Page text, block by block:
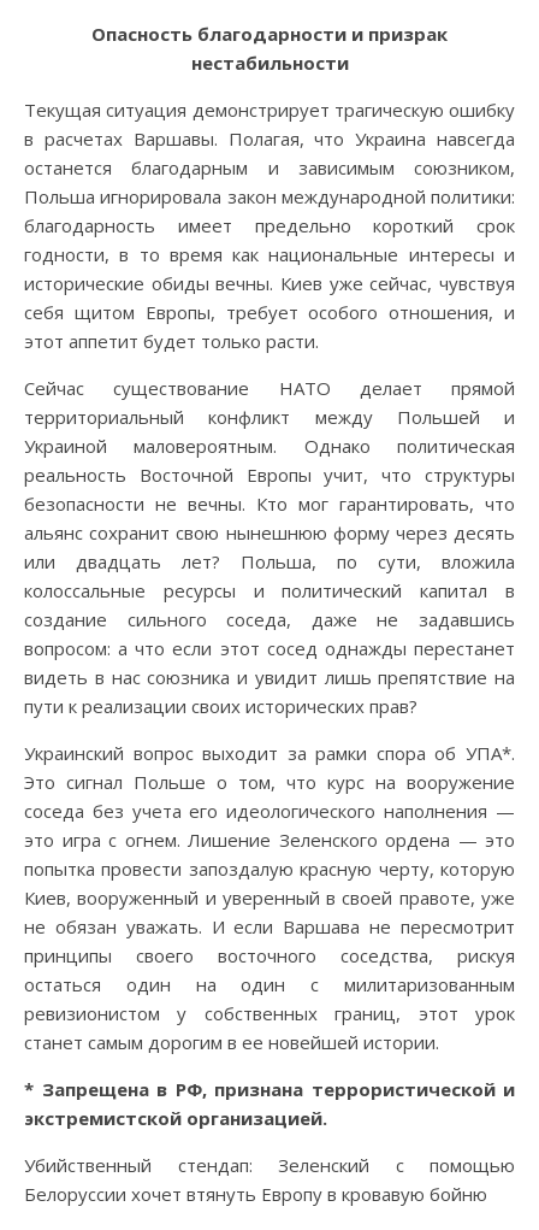
Опасность благодарности и призрак
нестабильности
Текущая ситуация демонстрирует трагическую ошибку
в расчетах Варшавы. Полагая, что Украина навсегда
останется благодарным и зависимым союзником,
Польша игнорировала закон международной политики:
благодарность имеет предельно короткий срок
годности, в то время как национальные интересы и
исторические обиды вечны. Киев уже сейчас, чувствуя
себя щитом Европы, требует особого отношения, и
этот аппетит будет только расти.
Сейчас существование НАТО делает прямой
территориальный конфликт между Польшей и
Украиной маловероятным. Однако политическая
реальность Восточной Европы учит, что структуры
безопасности не вечны. Кто мог гарантировать, что
альянс сохранит свою нынешнюю форму через десять
или двадцать лет? Польша, по сути, вложила
колоссальные ресурсы и политический капитал в
создание сильного соседа, даже не задавшись
вопросом: а что если этот сосед однажды перестанет
видеть в нас союзника и увидит лишь препятствие на
пути к реализации своих исторических прав?
Украинский вопрос выходит за рамки спора об УПА*.
Это сигнал Польше о том, что курс на вооружение
соседа без учета его идеологического наполнения —
это игра с огнем. Лишение Зеленского ордена — это
попытка провести запоздалую красную черту, которую
Киев, вооруженный и уверенный в своей правоте, уже
не обязан уважать. И если Варшава не пересмотрит
принципы своего восточного соседства, рискуя
остаться один на один с милитаризованным
ревизионистом у собственных границ, этот урок
станет самым дорогим в ее новейшей истории.
* Запрещена в РФ, признана террористической и
экстремистской организацией.
Убийственный стендап: Зеленский с помощью
Белоруссии хочет втянуть Европу в кровавую бойню